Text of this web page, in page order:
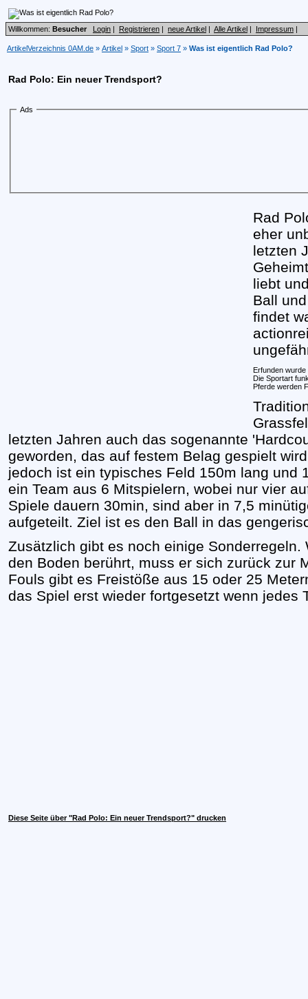
Willkommen: Besucher Login | Registrieren | neue Artikel | Alle Artikel | Impressum |
ArtikelVerzeichnis 0AM.de » Artikel » Sport » Sport 7 » Was ist eigentlich Rad Polo?
Rad Polo: Ein neuer Trendsport?
Ads
Rad
eher
letzten
liebt
Ball
findet
Erfunden wurde
Die Sportart
Pferde werden
letzten Jahren auch das sogenannte
geworden, das auf festem Belag gespielt
jedoch ist ein typisches Feld 150m lang und
ein Team aus 6 Mitspielern, wobei nur vier
Spiele dauern 30min, sind aber in 7,5
aufgeteilt. Ziel ist es den Ball in das
Zusätzlich gibt es noch einige
den Boden berührt, muss er sich zurück zur
Fouls gibt es Freistöße aus 15 oder 25
das Spiel erst wieder fortgesetzt wenn jedes
Diese Seite über "Rad Polo: Ein neuer Trendsport?" drucken